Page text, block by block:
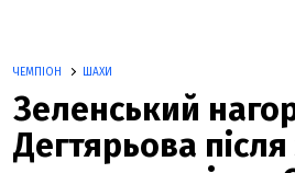
ЧЕМПІОН ШАХИ
Зеленський
Дегтярьова